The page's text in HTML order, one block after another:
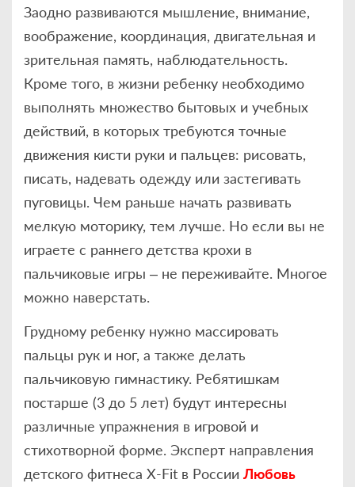
Заодно развиваются мышление, внимание,
воображение, координация, двигательная и
зрительная память, наблюдательность.
Кроме того, в жизни ребенку необходимо
выполнять множество бытовых и учебных
действий, в которых требуются точные
движения кисти руки и пальцев: рисовать,
писать, надевать одежду или застегивать
пуговицы. Чем раньше начать развивать
мелкую моторику, тем лучше. Но если вы не
играете с раннего детства крохи в
пальчиковые игры – не переживайте. Многое
можно наверстать.
Грудному ребенку нужно массировать
пальцы рук и ног, а также делать
пальчиковую гимнастику. Ребятишкам
постарше (3 до 5 лет) будут интересны
различные упражнения в игровой и
стихотворной форме. Эксперт направления
детского фитнеса X-Fit в России Любовь